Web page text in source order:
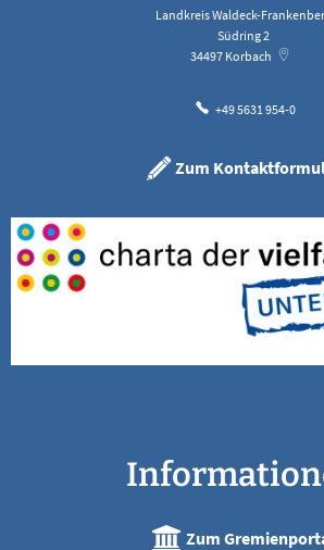
Landkreis Waldeck-
Südring 2
34497 Korbach
+49 5631 954-0
Zum
Zum